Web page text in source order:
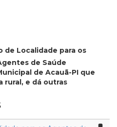
de Localidade para os
de Saúde
de Acauã-PI que
rural, e dá outras